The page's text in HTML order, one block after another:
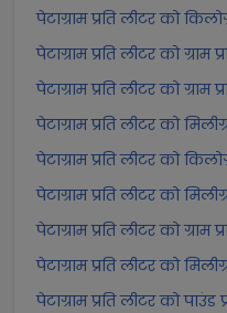
पेटाग्राम प्रति लीटर को
पेटाग्राम प्रति लीटर को
पेटाग्राम प्रति लीटर को
पेटाग्राम प्रति लीटर को
पेटाग्राम प्रति लीटर को
पेटाग्राम प्रति लीटर को
पेटाग्राम प्रति लीटर को
पेटाग्राम प्रति लीटर को
पेटाग्राम प्रति लीटर को